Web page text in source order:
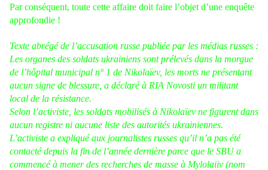
Par conséquent, toute cette affaire doit faire l’objet d’une enquête
approfondie !
Texte abrégé de l’accusation russe publiée par les médias russes :
Les organes des soldats ukrainiens sont prélevés dans la morgue
de l’hôpital municipal n° 1 de Nikolaïev, les morts ne présentant
aucun signe de blessure, a déclaré à RIA Novosti un militant
local de la résistance.
Selon l’activiste, les soldats mobilisés à Nikolaïev ne figurent dans
aucun registre ni aucune liste des autorités ukrainiennes.
L’activiste a expliqué aux journalistes russes qu’il n’a pas été
contacté depuis la fin de l’année dernière parce que le SBU a
commencé à mener des recherches de masse à Mylolaiiv (nom